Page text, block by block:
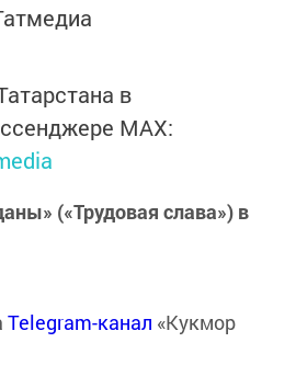
в
MАХ:
(«Трудовая слава») в
Telegram-канал «Кукмор